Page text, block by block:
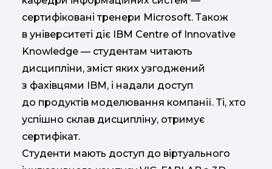
сертифіковані тренери Microsoft. Також
в університеті діє IBM Centre of Innovative
Knowledge — студентам читають
дисципліни, зміст яких узгоджений
з фахівцями IBM, і надали доступ
до продуктів моделювання компанії. Ті, хто
успішно склав дисципліну, отримує
сертифікат.
Студенти мають доступ до віртуального